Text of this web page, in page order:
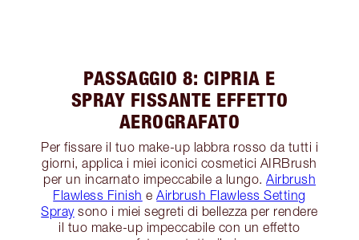
PASSAGGIO 8: CIPRIA E
SPRAY FISSANTE EFFETTO
AEROGRAFATO
Per fissare il tuo make-up labbra rosso da tutti i
giorni, applica i miei iconici cosmetici AIRBrush
per un incarnato impeccabile a lungo. Airbrush
Flawless Finish eAirbrush Flawless Setting
Spraysono i miei segreti di bellezza per rendere
il tuo make-up impeccabile con un effetto